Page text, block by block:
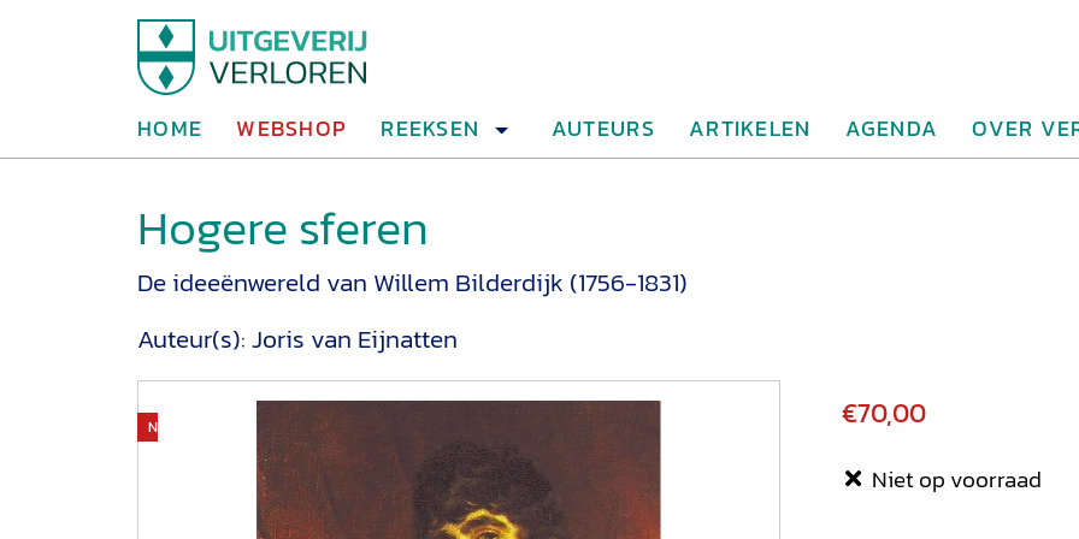
HOME WEBSHOP REEKSEN AUTEURS ARTIKELEN AGENDA OVER
Hogere sferen
De ideeënwereld van Willem Bilderdijk (1756-1831)
Auteur(s):Joris van Eijnatten
Niet op voorraad €70,00
Niet op voorraad